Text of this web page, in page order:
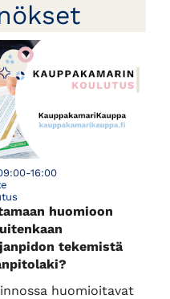
16:00
huomioon
tekemistä
huomioitavat